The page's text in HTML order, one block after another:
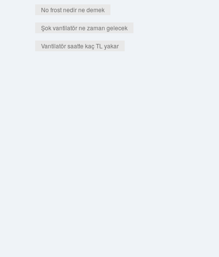
No frost nedir ne demek
Şok vantilatör ne zaman gelecek
Vantilatör saatte kaç TL yakar